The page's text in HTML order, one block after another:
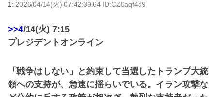
1: 2026/04/14(火) 07:42:39.64 ID:CZ0aqf4d9
>>4/14(火) 7:15
プレジデントオンライン
「戦争はしない」と約束して当選したトランプ大統
領への支持が、急速に揺らいでいる。イラン攻撃な